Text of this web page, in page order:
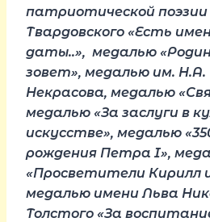
патриотической поэзии
Твардовского «Есть
даты..», медалью
зовет», медалью им. Н.А.
Некрасова, медалью
медалью «За заслуги в
искусстве», медалью
рождения Петра I»,
«Просветители Кирилл
медалью имени Льва
Толстого «За